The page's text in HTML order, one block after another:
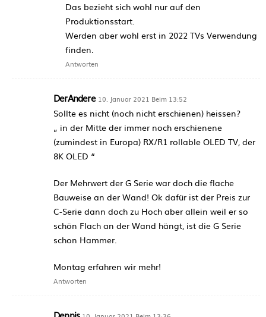
Das bezieht sich wohl nur auf den
Produktionsstart.
Werden aber wohl erst in 2022 TVs Verwendung
finden.
Antworten
DerAndere 10. Januar 2021 Beim 13:52
Sollte es nicht (noch nicht erschienen) heissen?
„ in der Mitte der immer noch erschienene
(zumindest in Europa) RX/R1 rollable OLED TV, der
8K OLED “
Der Mehrwert der G Serie war doch die flache
Bauweise an der Wand! Ok dafür ist der Preis zur
C-Serie dann doch zu Hoch aber allein weil er so
schön Flach an der Wand hängt, ist die G Serie
schon Hammer.
Montag erfahren wir mehr!
Antworten